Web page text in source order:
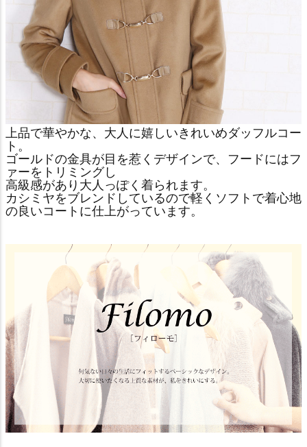
上品で華やかな、大人に嬉しいきれいめダッフルコー
ト。
ゴールドの金具が目を惹くデザインで、フードにはフ
ァーをトリミングし
高級感があり大人っぽく着られます。
カシミヤをブレンドしているので軽くソフトで着心地
の良いコートに仕上がっています。